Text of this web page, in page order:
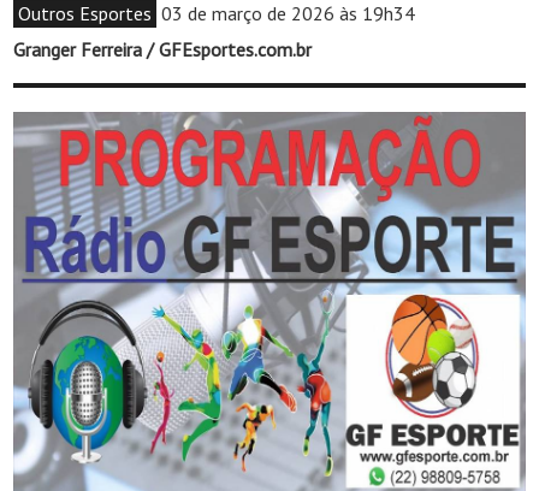
Outros Esportes 03 de março de 2026 às 19h34
Granger Ferreira / GFEsportes.com.br